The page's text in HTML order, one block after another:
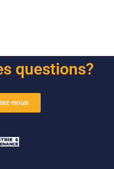
questions?
nous